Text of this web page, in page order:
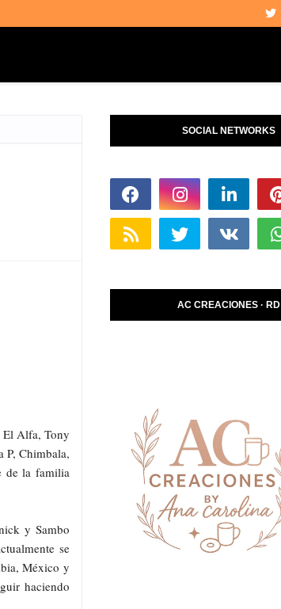
El Alfa, Tony
P, Chimbala,
de la familia
y Sambo
se
México y
haciendo
SOCIAL NETWORKS
AC CREACIONES · RD